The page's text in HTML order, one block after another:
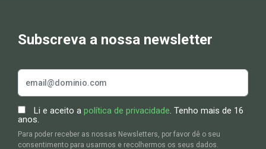
Subscreva a nossa newsletter
Li e aceito a política de privacidade. Tenho mais de 16
anos.
Para poder receber as nossas Newsletters, por favor dê o seu
consentimento para usarmos e recolhermos os seus dados.